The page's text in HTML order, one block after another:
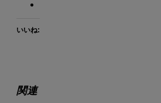
いいね:
関連